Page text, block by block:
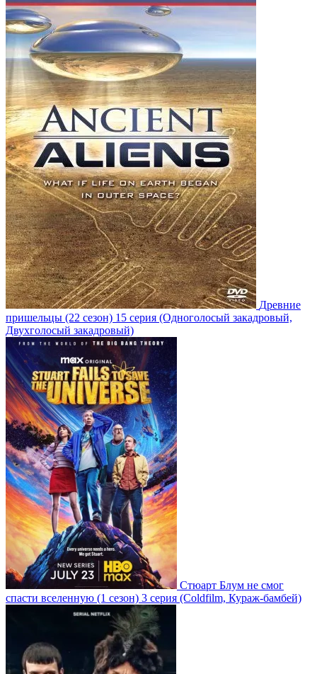
Древние
пришельцы (22 сезон) 15 серия (Одноголосый закадровый,
Двухголосый закадровый)
Стюарт Блум не смог
спасти вселенную (1 сезон) 3 серия (Coldfilm, Кураж-бамбей)